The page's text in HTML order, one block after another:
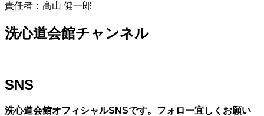
責任者：髙山 健一郎
洗心道会館チャンネル
SNS
洗心道会館オフィシャルSNSです。フォロー宜しくお願い